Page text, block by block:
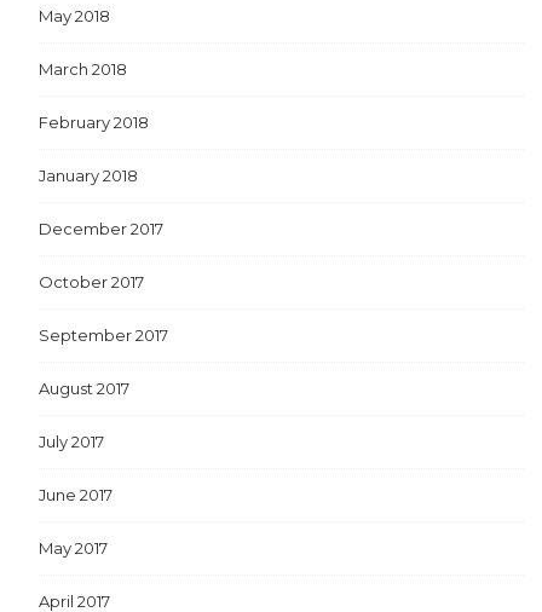
May 2018
March 2018
February 2018
January 2018
December 2017
October 2017
September 2017
August 2017
July 2017
June 2017
May 2017
April 2017